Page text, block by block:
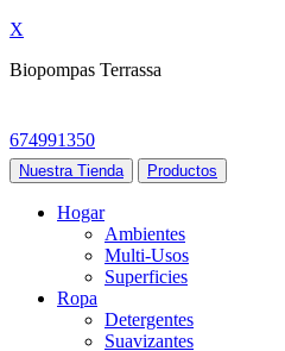
X
Biopompas Terrassa
674991350
Nuestra Tienda Productos
Hogar
Ambientes
Multi-Usos
Superficies
Ropa
Detergentes
Suavizantes